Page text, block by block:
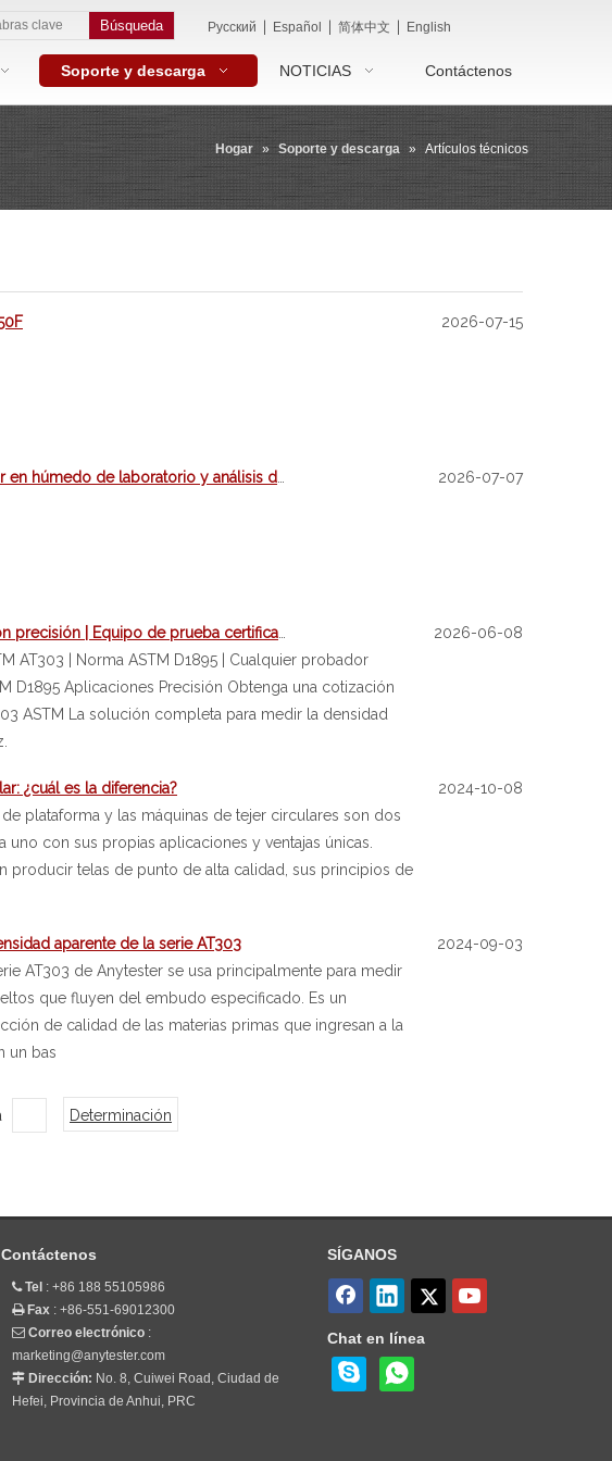
Búsqueda Pусский Español 简体中文 English
Soporte y descarga NOTICIAS Contáctenos
Hogar » Soporte y descarga » Artículos técnicos
2026-07-15
2026-07-07
AT303 | Norma ASTM D1895 | Cualquier probador
D1895 Aplicaciones Precisión Obtenga una cotización
ASTM La solución completa para medir la densidad
2026-06-08
¿cuál es la diferencia?
plataforma y las máquinas de tejer circulares son dos
con sus propias aplicaciones y ventajas únicas.
producir telas de punto de alta calidad, sus principios de
2024-10-08
aparente de la serie AT303
AT303 de Anytester se usa principalmente para medir
que fluyen del embudo especificado. Es un
de calidad de las materias primas que ingresan a la
un bas
2024-09-03
Determinación
Contáctenos
Tel : +86 188 55105986
Fax : +86-551-69012300
 Correo electrónico :
marketing@anytester.com
 Dirección: No. 8, Cuiwei Road, Ciudad de
Hefei, Provincia de Anhui, PRC
SÍGANOS
Chat en línea